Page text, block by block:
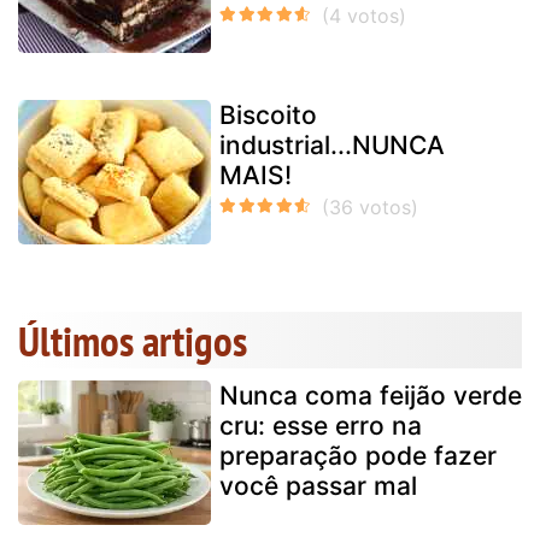
Biscoito
industrial...NUNCA
MAIS!
Últimos artigos
Nunca coma feijão verde
cru: esse erro na
preparação pode fazer
você passar mal